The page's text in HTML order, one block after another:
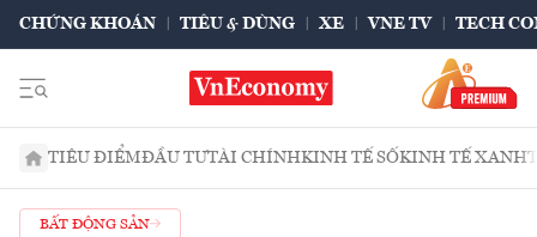
CHỨNG KHOÁN TIÊU & DÙNG XE VNE TV TECH
TIÊU ĐIỂMĐẦU TƯTÀI CHÍNHKINH TẾ SỐKINH TẾ XANH
BẤT ĐỘNG SẢN